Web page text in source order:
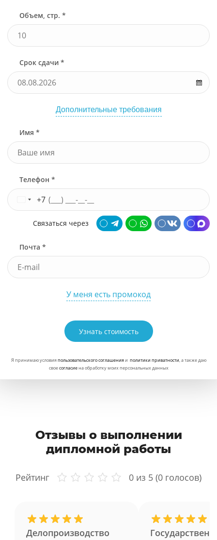
Объем, стр. *
Срок сдачи *
Дополнительные требования
Имя *
Телефон *
+7
Связаться через
Почта *
У меня есть промокод
Узнать стоимость
Я принимаю условияпользовательского соглашенияи политики приватности, а также даю
своесогласиена обработку моих персональных данных
Отзывы о выполнении
дипломной работы
Рейтинг 0 из 5 (0 голосов)
Делопроизводство